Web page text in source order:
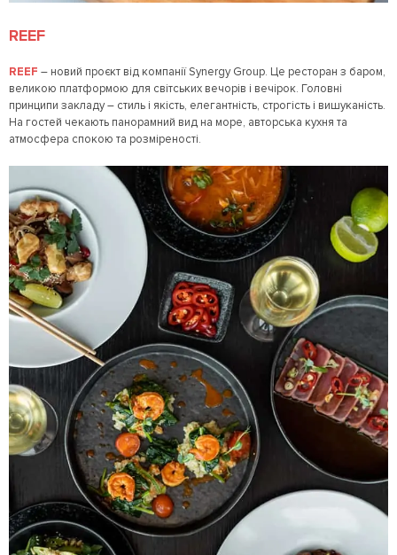
REEF
REEF – новий проєкт від компанії Synergy Group. Це ресторан з баром,
великою платформою для світських вечорів і вечірок. Головні
принципи закладу – стиль і якість, елегантність, строгість і вишуканість.
На гостей чекають панорамний вид на море, авторська кухня та
атмосфера спокою та розміреності.